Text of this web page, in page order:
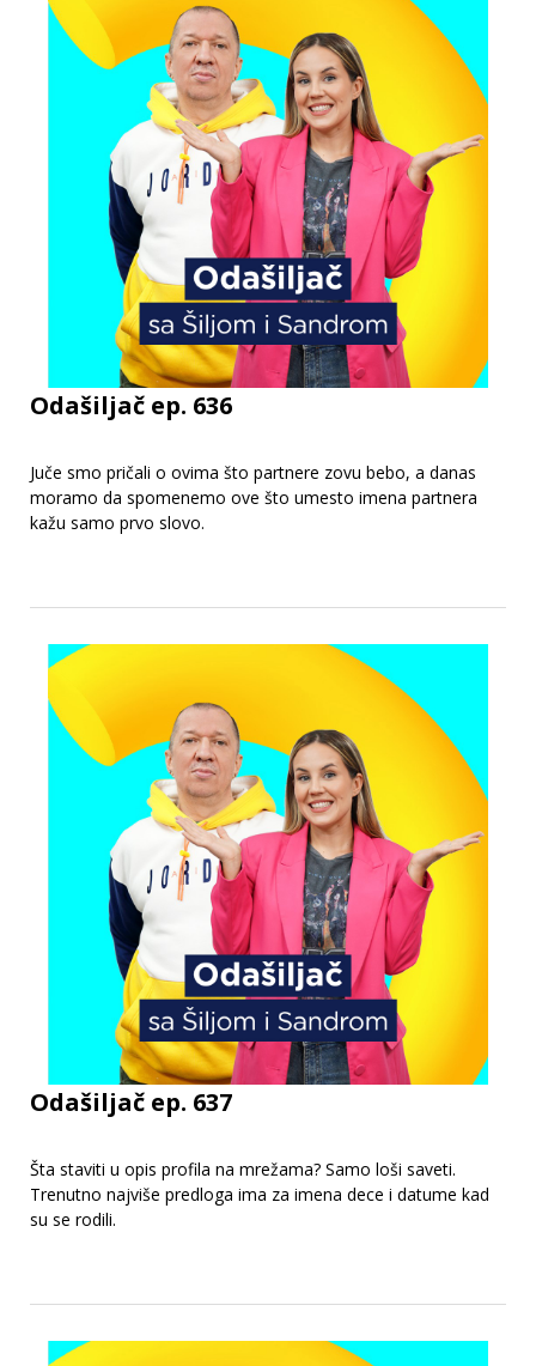
Odašiljač ep. 636
Juče smo pričali o ovima što partnere zovu bebo, a danas
moramo da spomenemo ove što umesto imena partnera
kažu samo prvo slovo.
Odašiljač ep. 637
Šta staviti u opis profila na mrežama? Samo loši saveti.
Trenutno najviše predloga ima za imena dece i datume kad
su se rodili.